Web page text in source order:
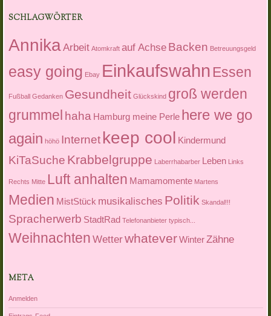
SCHLAGWÖRTER
AnnikaArbeit Atomkraft auf Achse Backen Betreuungsgeld
easy going Ebay Einkaufswahn Essen
Fußball Gedanken Gesundheit Glückskind groß werden
grummel haha Hamburg meine Perle here we go
again höhö Internet keep cool Kindermund
KiTaSuche Krabbelgruppe Laberrhabarber Leben Links
Rechts Mitte Luft anhalten Mamamomente Martens
Medien MistStück musikalisches Politik Skandal!!!
Spracherwerb StadtRad Telefonanbieter typisch...
Weihnachten Wetterwhatever Winter Zähne
META
Anmelden